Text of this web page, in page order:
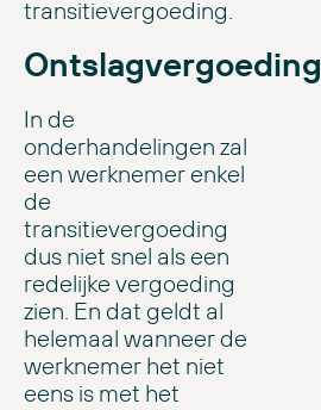
transitievergoeding.
Ontslagvergoeding
In de
onderhandelingen zal
een werknemer enkel
de
transitievergoeding
dus niet snel als een
redelijke vergoeding
zien. En dat geldt al
helemaal wanneer de
werknemer het niet
eens is met het